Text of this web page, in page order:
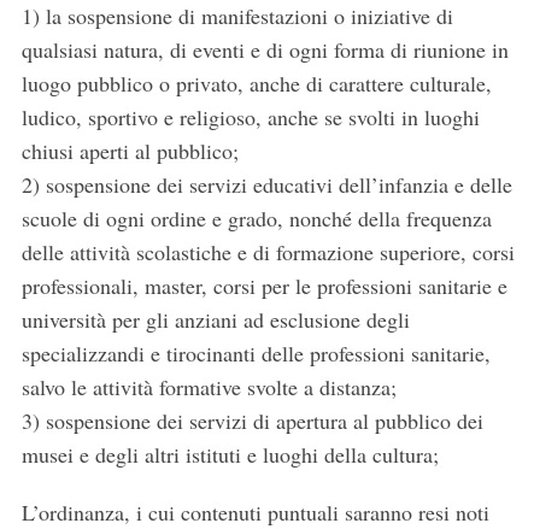
1) la sospensione di manifestazioni o iniziative di
qualsiasi natura, di eventi e di ogni forma di riunione in
luogo pubblico o privato, anche di carattere culturale,
ludico, sportivo e religioso, anche se svolti in luoghi
chiusi aperti al pubblico;
2) sospensione dei servizi educativi dell’infanzia e delle
scuole di ogni ordine e grado, nonché della frequenza
delle attività scolastiche e di formazione superiore, corsi
professionali, master, corsi per le professioni sanitarie e
università per gli anziani ad esclusione degli
specializzandi e tirocinanti delle professioni sanitarie,
salvo le attività formative svolte a distanza;
3) sospensione dei servizi di apertura al pubblico dei
musei e degli altri istituti e luoghi della cultura;
L’ordinanza, i cui contenuti puntuali saranno resi noti